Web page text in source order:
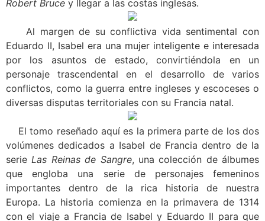
Robert Bruce y llegar a las costas inglesas.
Al margen de su conflictiva vida sentimental con
Eduardo II, Isabel era una mujer inteligente e interesada
por los asuntos de estado, convirtiéndola en un
personaje trascendental en el desarrollo de varios
conflictos, como la guerra entre ingleses y escoceses o
diversas disputas territoriales con su Francia natal.
El tomo reseñado aquí es la primera parte de los dos
volúmenes dedicados a Isabel de Francia dentro de la
serieLas Reinas de Sangre, una colección de álbumes
que engloba una serie de personajes femeninos
importantes dentro de la rica historia de nuestra
Europa. La historia comienza en la primavera de 1314
con el viaje a Francia de Isabel y Eduardo II para que